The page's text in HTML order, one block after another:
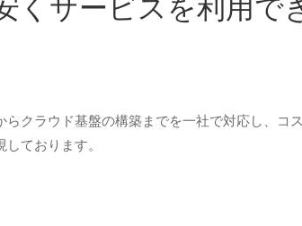
らクラウド基盤の構築までを一社で対応し、コ
ております。